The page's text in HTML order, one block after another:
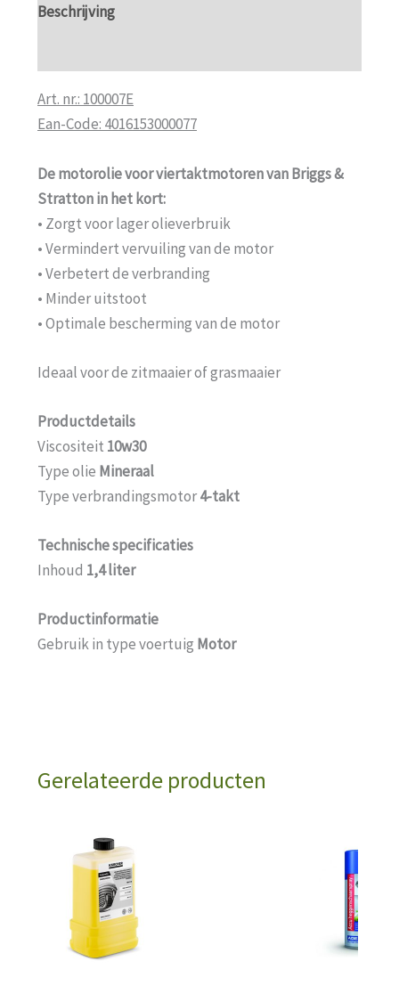
Beschrijving
Art. nr.: 100007E
Ean-Code: 4016153000077
De motorolie voor viertaktmotoren van Briggs &
Stratton in het kort:
• Zorgt voor lager olieverbruik
• Vermindert vervuiling van de motor
• Verbetert de verbranding
• Minder uitstoot
• Optimale bescherming van de motor
Ideaal voor de zitmaaier of grasmaaier
Productdetails
Viscositeit 10w30
Type olie Mineraal
Type verbrandingsmotor4-takt
Technische specificaties
Inhoud 1,4 liter
Productinformatie
Gebruik in type voertuig Motor
Gerelateerde producten